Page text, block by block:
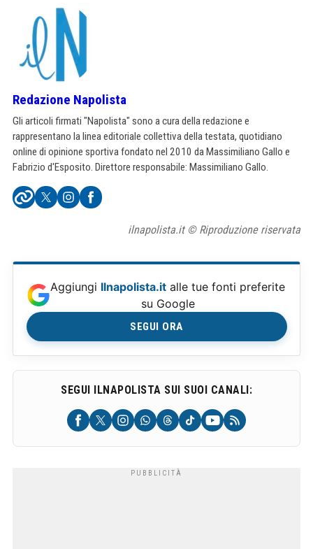
Redazione Napolista
Gli articoli firmati "Napolista" sono a cura della redazione e
rappresentano la linea editoriale collettiva della testata, quotidiano
online di opinione sportiva fondato nel 2010 da Massimiliano Gallo e
Fabrizio d'Esposito. Direttore responsabile: Massimiliano Gallo.
ilnapolista.it © Riproduzione riservata
Aggiungi Ilnapolista.it alle tue fonti preferite
su Google
SEGUI ORA
SEGUI ILNAPOLISTA SUI SUOI CANALI: